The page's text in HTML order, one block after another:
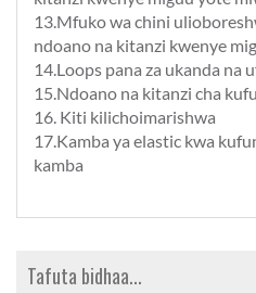
13.Mfuko wa chini
ndoano na kitanzi kwenye
14.Loops pana za ukanda na
15.Ndoano na kitanzi cha
16. Kiti kilichoimarishwa
17.Kamba ya elastic kwa
kamba